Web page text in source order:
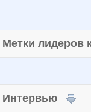
Метки
Интервью